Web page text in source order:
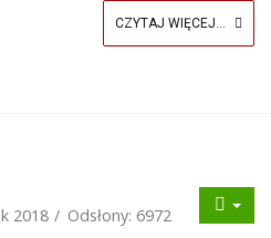
CZYTAJ WIĘCEJ...
2018
Odsłony: 6972